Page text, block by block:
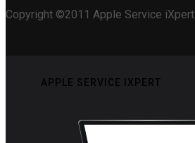
Copyright ©2011 Apple Service iXpert
APPLE SERVICE IXPERT